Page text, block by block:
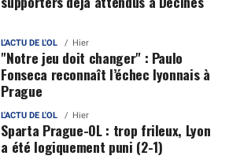
L'ACTU DE L'OL Hier
"Notre jeu doit changer" : Paulo
Fonseca reconnaît l’échec lyonnais à
Prague
L'ACTU DE L'OL Hier
Sparta Prague-OL : trop frileux, Lyon
a été logiquement puni (2-1)